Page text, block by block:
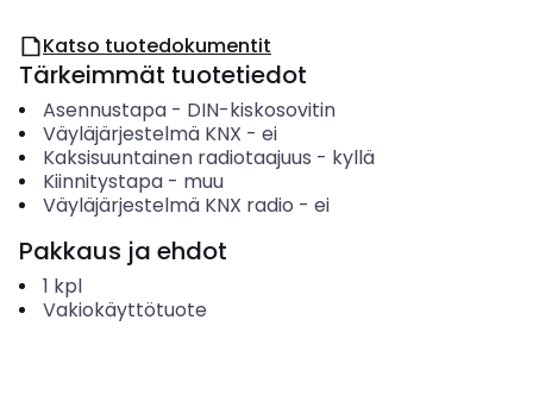
Katso tuotedokumentit
Tärkeimmät tuotetiedot
Asennustapa- DIN-kiskosovitin
Väyläjärjestelmä KNX - ei
Kaksisuuntainen radiotaajuus - kyllä
Kiinnitystapa- muu
Väyläjärjestelmä KNX radio - ei
Pakkaus ja ehdot
1 kpl
Vakiokäyttötuote